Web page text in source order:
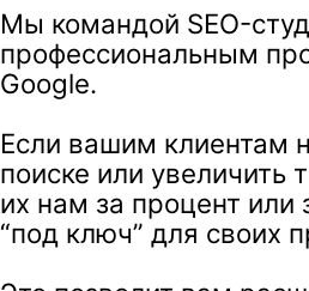
Мы командой SEO-
профессиональным
Google.
Если вашим клиентам
поиске или
их нам за процент или
“под ключ” для своих